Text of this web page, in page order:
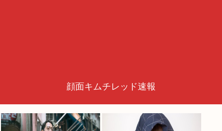
顔面キムチレッド速報